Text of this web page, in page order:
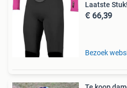
Laatste Stuk!
€ 66,39
Bezoek